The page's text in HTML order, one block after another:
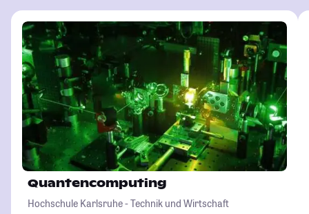
Quantencomputing
Hochschule Karlsruhe - Technik und Wirtschaft